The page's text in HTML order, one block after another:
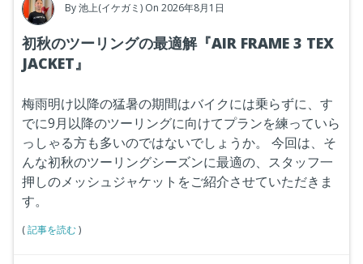
By池上(イケガミ) On 2026年8月1日
初秋のツーリングの最適解『AIR FRAME 3 TEX
JACKET』
梅雨明け以降の猛暑の期間はバイクには乗らずに、す
でに9月以降のツーリングに向けてプランを練っていら
っしゃる方も多いのではないでしょうか。
今回は、そ
んな初秋のツーリングシーズンに最適の、スタッフ一
押しのメッシュジャケットをご紹介させていただきま
す。
(記事を読む)